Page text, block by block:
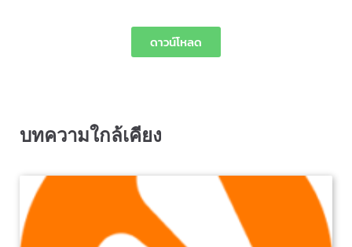
ดาวน์โหลด
บทความใกล้เคียง